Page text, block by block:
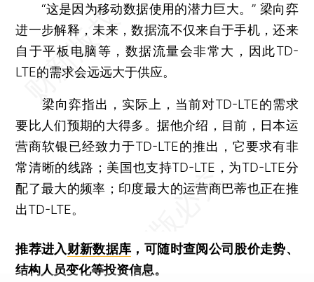
“这是因为移动数据使用的潜力巨大。” 梁向弈
进一步解释，未来，数据流不仅来自于手机，还来
自于平板电脑等，数据流量会非常大，因此TD-
LTE的需求会远远大于供应。
梁向弈指出，实际上，当前对TD-LTE的需求
要比人们预期的大得多。据他介绍，目前，日本运
营商软银已经致力于TD-LTE的推出，它要求有非
常清晰的线路；美国也支持TD-LTE，为TD-LTE分
配了最大的频率；印度最大的运营商巴蒂也正在推
出TD-LTE。
推荐进入财新数据库 ，可随时查阅公司股价走势、
结构人员变化等投资信息。